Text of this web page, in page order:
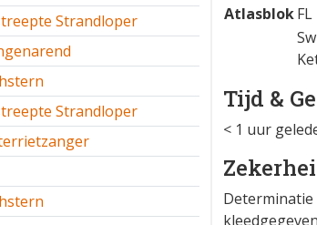
Strandloper
Strandloper
Atlasblok
Tijd &
< 1 uur
Determinatie